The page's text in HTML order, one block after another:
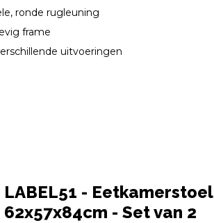
ronde rugleuning
frame
uitvoeringen
LABEL51 -
62x57x84cm - Set van 2